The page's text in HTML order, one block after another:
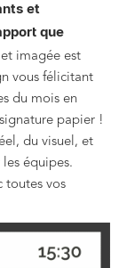
et
que
imagée est
vous félicitant
du mois en
papier !
du visuel, et
équipes.
toutes vos